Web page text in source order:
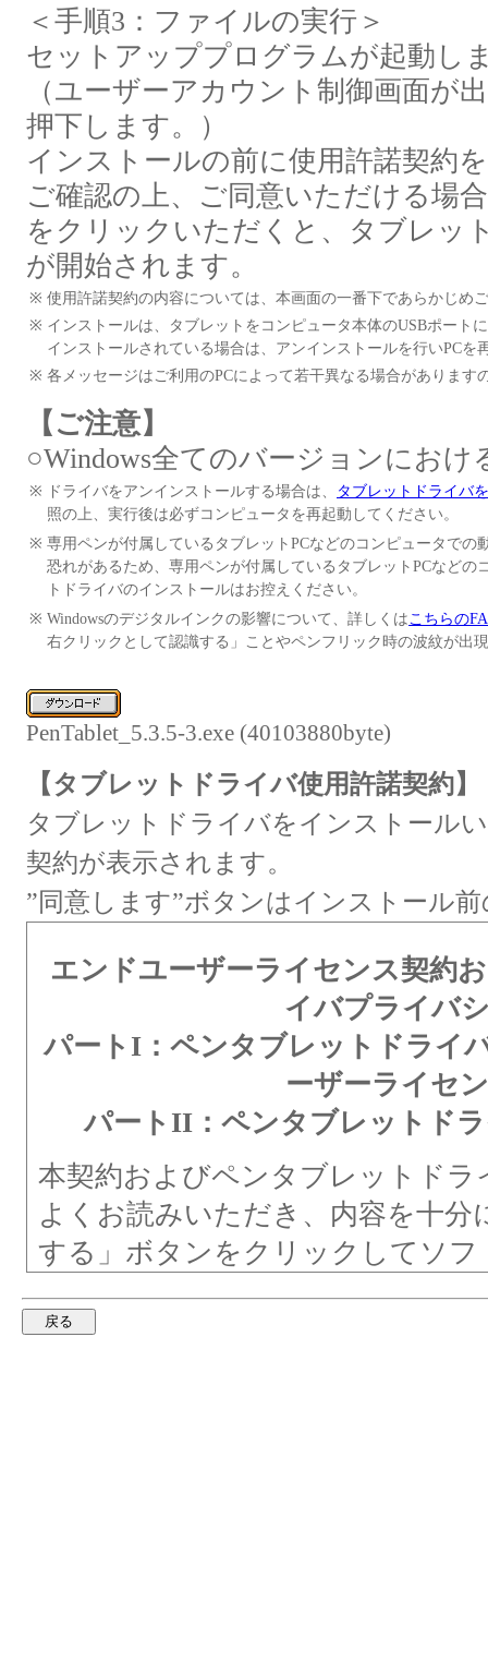
＜手順3：ファイルの実行＞
セットアッププログラムが起動し
（ユーザーアカウント制御画面が
押下します。）
インストールの前に使用許諾契約
ご確認の上、ご同意いただける場
をクリックいただくと、タブレッ
が開始されます。
※ 使用許諾契約の内容については、本画面の一番下であらかじめ
※ インストールは、タブレットをコンピュータ本体のUSBポート
インストールされている場合は、アンインストールを行いPCを
※ 各メッセージはご利用のPCによって若干異なる場合があります
【ご注意】
○Windows全てのバージョンにおけ
※ ドライバをアンインストールする場合は、
タブレットドライバ
照の上、実行後は必ずコンピュータを再起動してください。
※ 専用ペンが付属しているタブレットPCなどのコンピュータで
恐れがあるため、専用ペンが付属しているタブレットPCなど
トドライバのインストールはお控えください。
※ Windowsのデジタルインクの影響について、詳しくはこちらの
右クリックとして認識する」ことやペンフリック時の波紋が出
PenTablet_5.3.5-3.exe (40103880byte)
【タブレットドライバ使用許諾契約】
タブレットドライバをインストール
契約が表示されます。
”同意します”ボタンはインストール
エンドユーザーライセンス契約
イバプライバ
パートI：ペンタブレットドライ
ーザーライセ
パートII：ペンタブレットド
本契約およびペンタブレットド
よくお読みいただき、内容を十分
する」ボタンをクリックしてソ
ンストールすることにより、お客
とに同意し、ペンタブレットド